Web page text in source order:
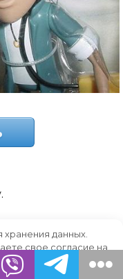
хранения данных.
свое согласие на
OK